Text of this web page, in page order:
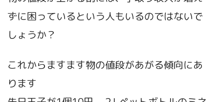
ずに困っているという人もいるのではないで
しょうか？
これからますます物の値段があがる傾向にあ
ります